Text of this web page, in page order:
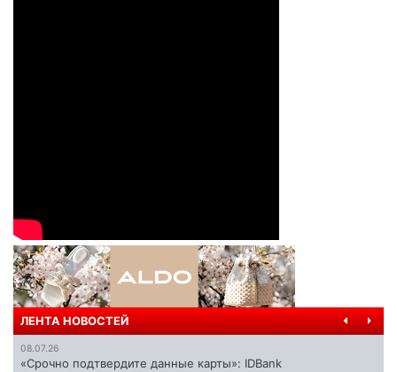
ЛЕНТА НОВОСТЕЙ
08.07.26
«Срочно подтвердите данные карты»: IDBank